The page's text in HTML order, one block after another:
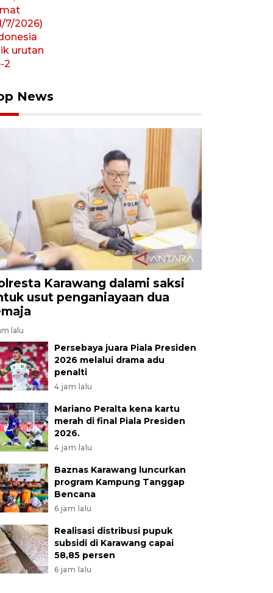
News
Karawang dalami saksi
usut penganiayaan dua
lalu
Persebaya juara Piala Presiden
2026 melalui drama adu
penalti
4 jam lalu
Mariano Peralta kena kartu
merah di final Piala Presiden
2026.
4 jam lalu
Baznas Karawang luncurkan
program Kampung Tanggap
Bencana
6 jam lalu
Realisasi distribusi pupuk
subsidi di Karawang capai
58,85 persen
6 jam lalu